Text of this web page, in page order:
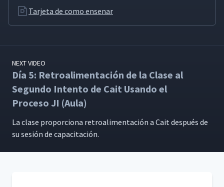
Tarjeta de como ensenar
NEXT VIDEO
Día 5: Retroalimentación de la Clase al
Segundo Intento de Cait Usando el
Proceso JI (Aula)
La clase pro­por­ciona retroal­i­mentación a Cait después de
su sesión de capacitación.